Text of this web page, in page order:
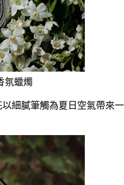
氛蠟燭
細膩筆觸為夏日空氣帶來